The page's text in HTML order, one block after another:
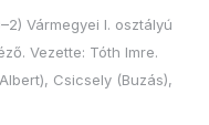
Vármegyei I. osztályú
Vezette: Tóth Imre.
Csicsely (Buzás),